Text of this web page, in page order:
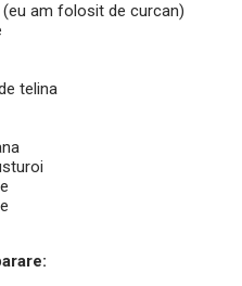
(eu am folosit de curcan)
telina